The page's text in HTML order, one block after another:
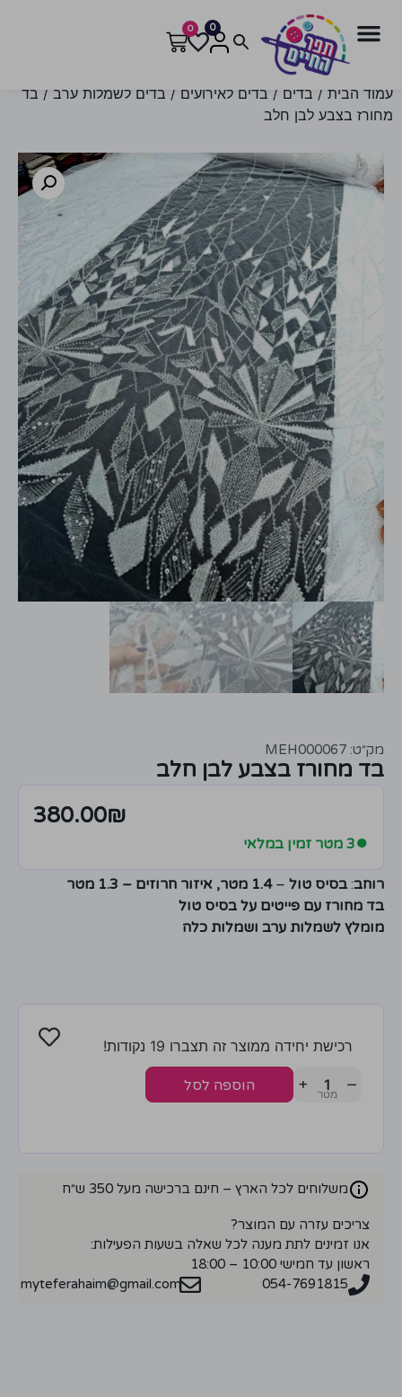
0
0
עמוד הבית / בדים / בדים לאירועים / בדים לשמלות ערב / בד
מחורז בצבע לבן חלב
מק״ט: MEH000067
בד מחורז בצבע לבן חלב
380.00₪
●3 מטר זמין במלאי
רוחב: בסיס טול –1.4 מטר, איזור חרוזים – 1.3 מטר
בד מחורז עם פייטים על בסיס טול
מומלץ לשמלות ערב ושמלות כלה
רכישת יחידה ממוצר זה תצברו 19 נקודות!
−
+ הוספה לסל
משלוחים לכל הארץ – חינם ברכישה מעל 350 ש״ח
צריכים עזרה עם המוצר?
אנו זמינים לתת מענה לכל שאלה בשעות הפעילות:
ראשון עד חמישי 10:00 – 18:00
054-7691815
myteferahaim@gmail.com